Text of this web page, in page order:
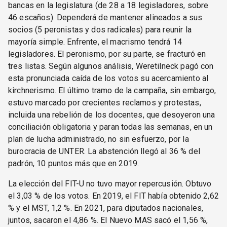
bancas en la legislatura (de 28 a 18 legisladores, sobre
46 escaños). Dependerá de mantener alineados a sus
socios (5 peronistas y dos radicales) para reunir la
mayoría simple. Enfrente, el macrismo tendrá 14
legisladores. El peronismo, por su parte, se fracturó en
tres listas. Según algunos análisis, Weretilneck pagó con
esta pronunciada caída de los votos su acercamiento al
kirchnerismo. El último tramo de la campaña, sin embargo,
estuvo marcado por crecientes reclamos y protestas,
incluida una rebelión de los docentes, que desoyeron una
conciliación obligatoria y paran todas las semanas, en un
plan de lucha administrado, no sin esfuerzo, por la
burocracia de UNTER. La abstención llegó al 36 % del
padrón, 10 puntos más que en 2019.
La elección del FIT-U no tuvo mayor repercusión. Obtuvo
el 3,03 % de los votos. En 2019, el FIT había obtenido 2,62
% y el MST, 1,2 %. En 2021, para diputados nacionales,
juntos, sacaron el 4,86 %. El Nuevo MAS sacó el 1,56 %,